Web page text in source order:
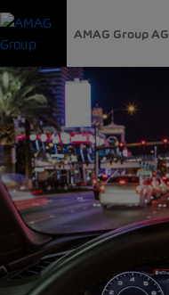
AMAG Group AG